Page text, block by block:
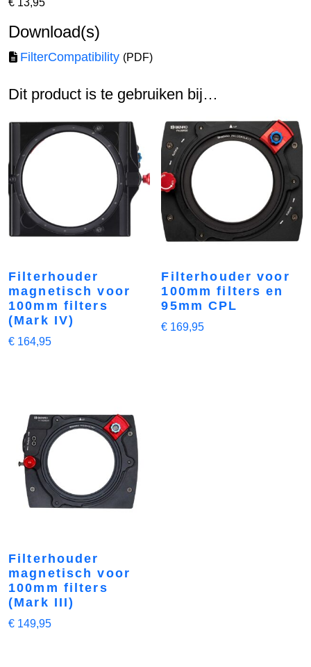
€ 13,95
Download(s)
FilterCompatibility (PDF)
Dit product is te gebruiken bij…
Filterhouder
magnetisch voor
100mm filters
(Mark IV)
€ 164,95
Filterhouder voor
100mm filters en
95mm CPL
€ 169,95
Filterhouder
magnetisch voor
100mm filters
(Mark III)
€ 149,95